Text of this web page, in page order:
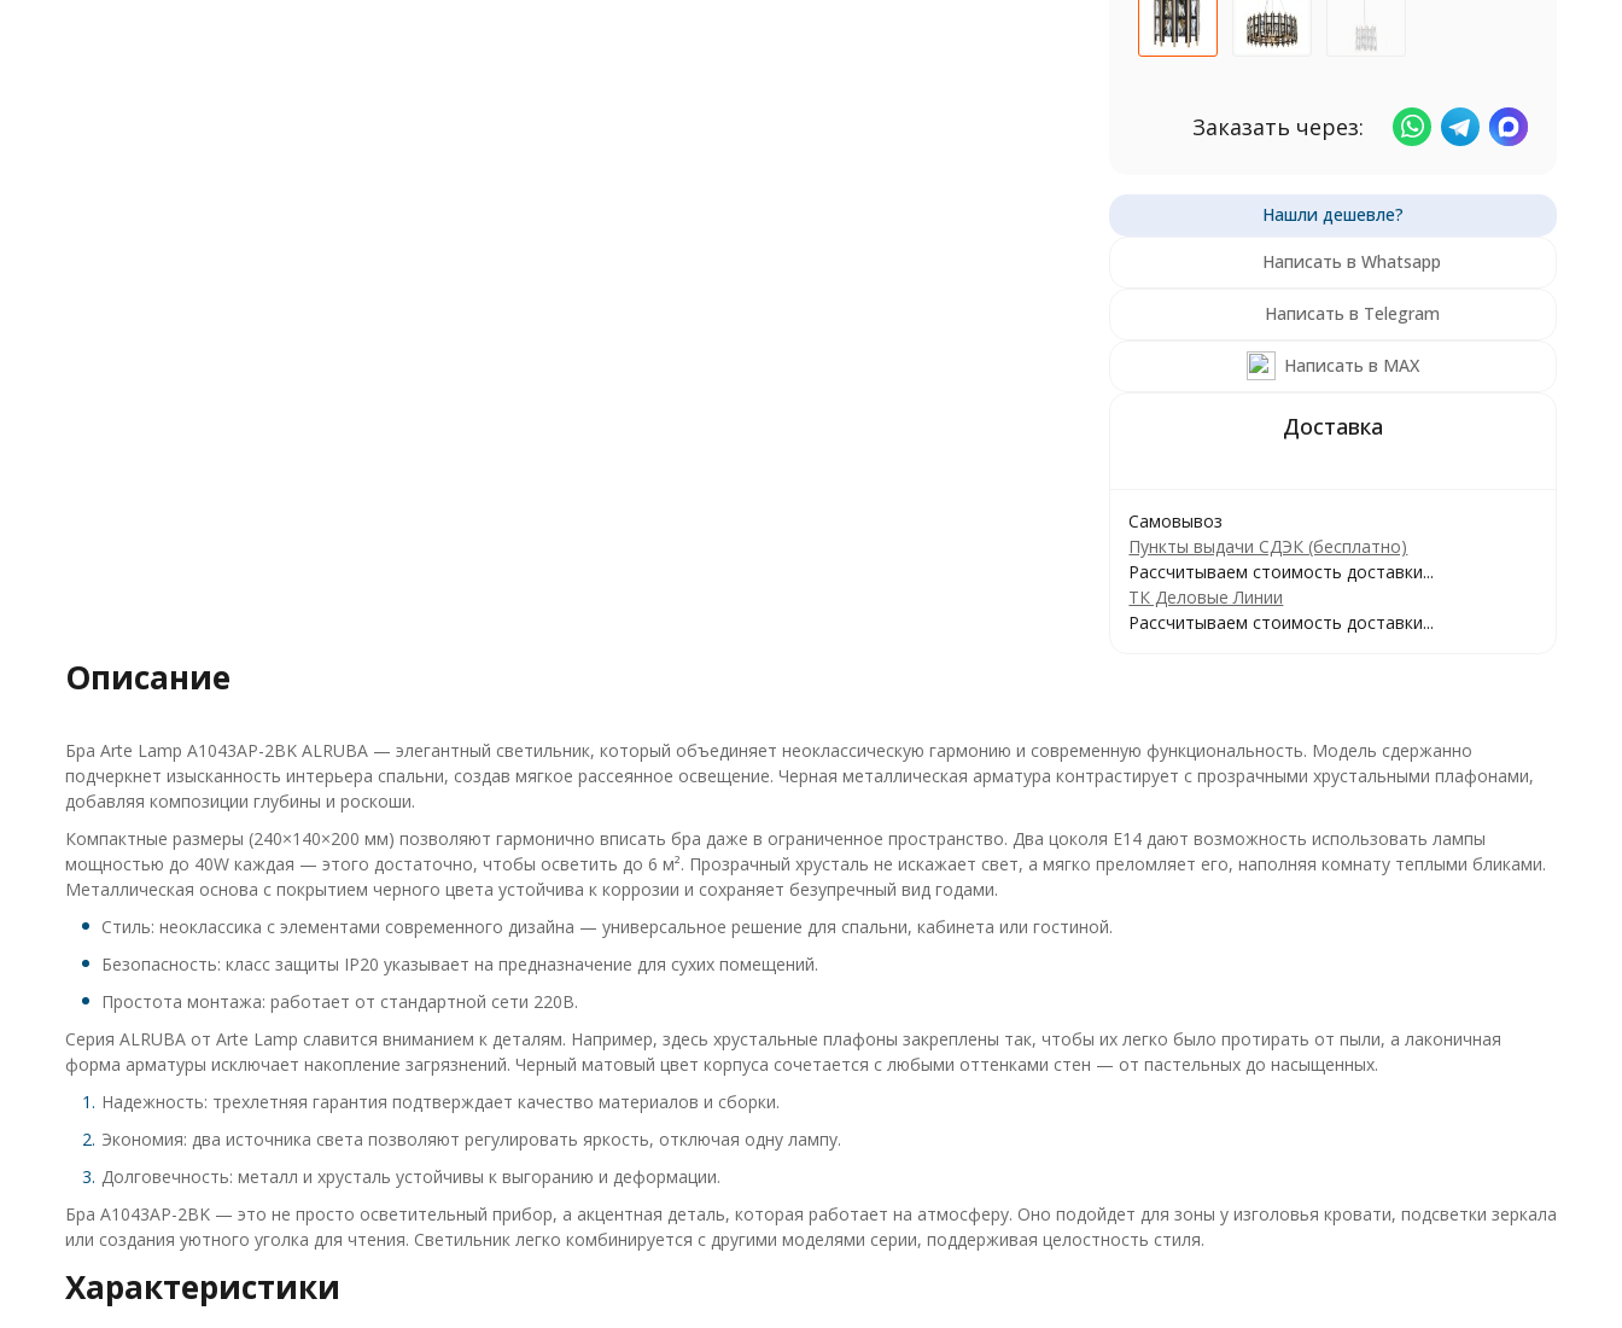
Заказать через:
Написать в Whatsapp
Написать в Telegram
Написать в MAX
Самовывоз
Пункты выдачи СДЭК (бесплатно)
Рассчитываем стоимость доставки...
ТК Деловые Линии
Рассчитываем стоимость доставки...
Описание
Бра Arte Lamp A1043AP-2BK ALRUBA — элегантный светильник, который объединяет неоклассическую гармонию и современную функциональность. Модель сдержанно
подчеркнет изысканность интерьера спальни, создав мягкое рассеянное освещение. Черная металлическая арматура контрастирует с прозрачными хрустальными плафонами,
добавляя композиции глубины и роскоши.
Компактные размеры (240×140×200 мм) позволяют гармонично вписать бра даже в ограниченное пространство. Два цоколя E14 дают возможность использовать лампы
мощностью до 40W каждая — этого достаточно, чтобы осветить до 6 м². Прозрачный хрусталь не искажает свет, а мягко преломляет его, наполняя комнату теплыми бликами.
Металлическая основа с покрытием черного цвета устойчива к коррозии и сохраняет безупречный вид годами.
Стиль: неоклассика с элементами современного дизайна — универсальное решение для спальни, кабинета или гостиной.
Безопасность: класс защиты IP20 указывает на предназначение для сухих помещений.
Простота монтажа: работает от стандартной сети 220В.
Серия ALRUBA от Arte Lamp славится вниманием к деталям. Например, здесь хрустальные плафоны закреплены так, чтобы их легко было протирать от пыли, а лаконичная
форма арматуры исключает накопление загрязнений. Черный матовый цвет корпуса сочетается с любыми оттенками стен — от пастельных до насыщенных.
Надежность: трехлетняя гарантия подтверждает качество материалов и сборки.
Экономия: два источника света позволяют регулировать яркость, отключая одну лампу.
Долговечность: металл и хрусталь устойчивы к выгоранию и деформации.
Бра A1043AP-2BK — это не просто осветительный прибор, а акцентная деталь, которая работает на атмосферу. Оно подойдет для зоны у изголовья кровати, подсветки зеркала
или создания уютного уголка для чтения. Светильник легко комбинируется с другими моделями серии, поддерживая целостность стиля.
Характеристики